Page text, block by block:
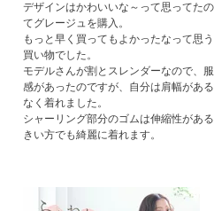
デザインはかわいいな～って思ってた
てグレージュを購入。
もっと早く買ってもよかったなって思
買い物でした。
モデルさんが割とスレンダーなので、
感があったのですが、自分は肩幅があ
なく着れました。
シャーリング部分のゴムは伸縮性があ
きい方でも綺麗に着れます。